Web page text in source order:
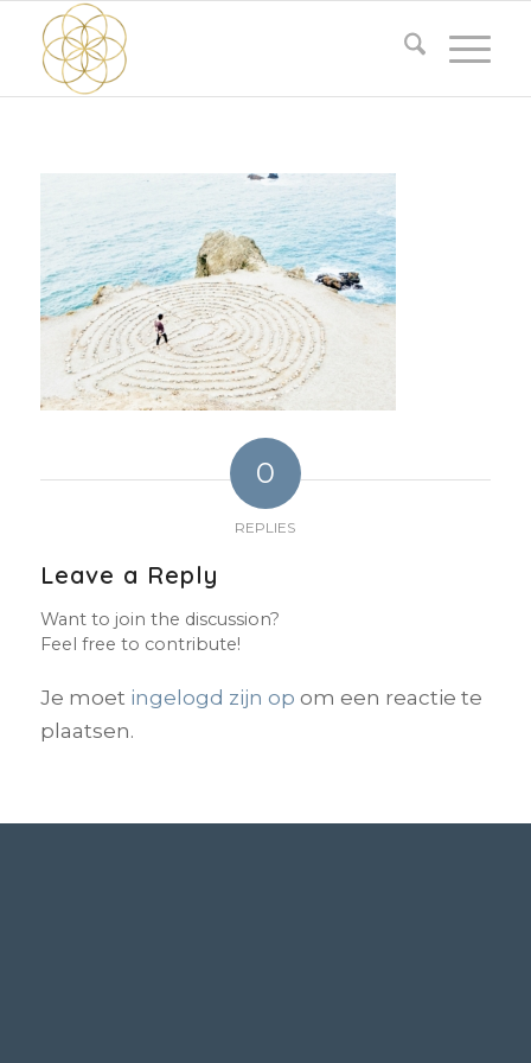
0
REPLIES
Leave a Reply
Want to join the discussion?
Feel free to contribute!
Je moet ingelogd zijn op om een reactie te
plaatsen.